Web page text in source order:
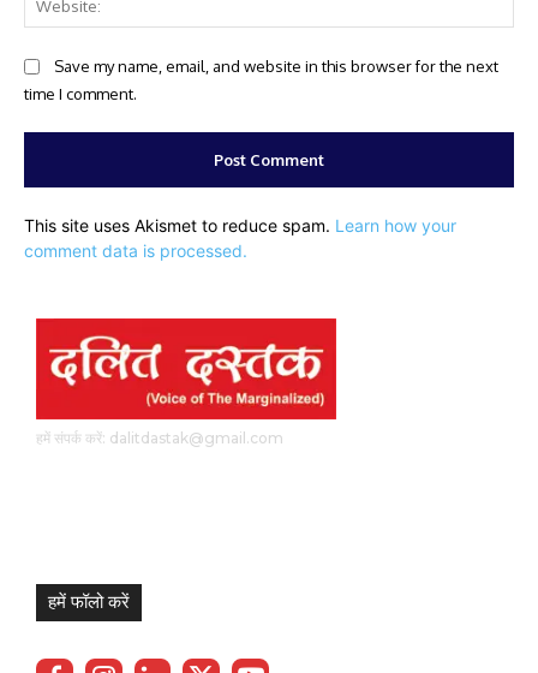
Save my name, email, and website in this browser for the next
time I comment.
This site uses Akismet to reduce spam. Learn how your
comment data is processed.
हमें संपर्क करें: dalitdastak@gmail.com
हमें फॉलो करें